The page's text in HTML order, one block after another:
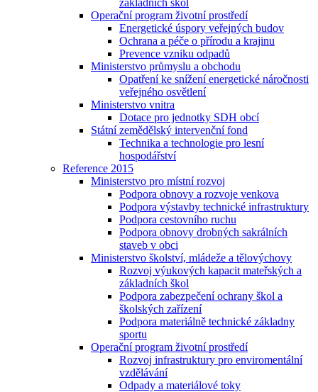
základních škol
Operační program životní prostředí
Energetické úspory veřejných budov
Ochrana a péče o přírodu a krajinu
Prevence vzniku odpadů
Ministerstvo průmyslu a obchodu
Opatření ke snížení energetické náročnosti
veřejného osvětlení
Ministerstvo vnitra
Dotace pro jednotky SDH obcí
Státní zemědělský intervenční fond
Technika a technologie pro lesní
hospodářství
Reference 2015
Ministerstvo pro místní rozvoj
Podpora obnovy a rozvoje venkova
Podpora výstavby technické infrastruktury
Podpora cestovního ruchu
Podpora obnovy drobných sakrálních
staveb v obci
Ministerstvo školství, mládeže a tělovýchovy
Rozvoj výukových kapacit mateřských a
základních škol
Podpora zabezpečení ochrany škol a
školských zařízení
Podpora materiálně technické základny
sportu
Operační program životní prostředí
Rozvoj infrastruktury pro enviromentální
vzdělávání
Odpady a materiálové toky